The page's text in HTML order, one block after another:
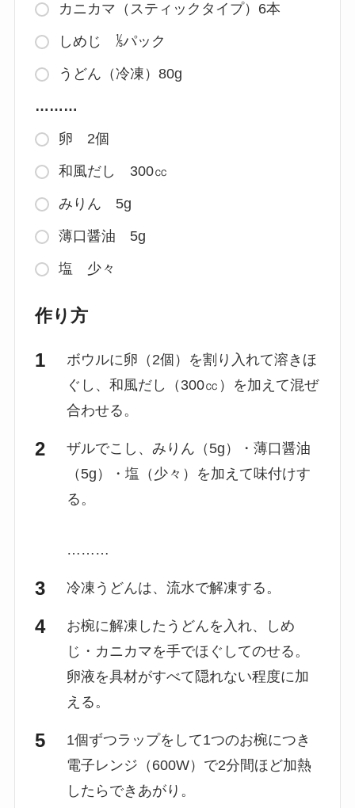
カニカマ（スティックタイプ）6本
しめじ ⅕パック
うどん（冷凍）80g
………
卵 2個
和風だし 300㏄
みりん 5g
薄口醤油 5g
塩 少々
作り方
ボウルに卵（2個）を割り入れて溶きほ
ぐし、和風だし（300㏄）を加えて混ぜ
合わせる。
ザルでこし、みりん（5g）・薄口醤油
（5g）・塩（少々）を加えて味付けす
る。
………
冷凍うどんは、流水で解凍する。
お椀に解凍したうどんを入れ、しめ
じ・カニカマを手でほぐしてのせる。
卵液を具材がすべて隠れない程度に加
える。
1個ずつラップをして1つのお椀につき
電子レンジ（600W）で2分間ほど加熱
したらできあがり。